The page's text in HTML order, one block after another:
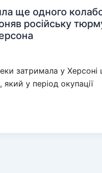
ще одного
російську
затримала у Херсоні
який у період окупації